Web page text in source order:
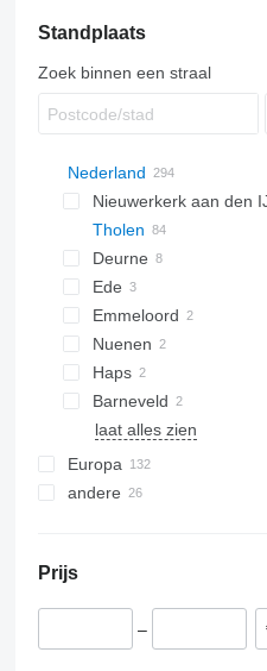
Standplaats
Zoek binnen een straal
Nederland
Nieuwerkerk aan den
Tholen
Deurne
Ede
Emmeloord
Nuenen
Haps
Barneveld
laat alles zien
Europa
Duitsland
Italië
Verenigd
andere
Prijs
–